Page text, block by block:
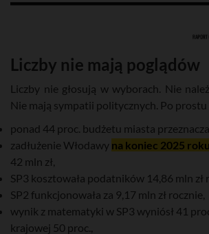
Liczby nie mają poglądów
Liczby nie głosują w wyborach. Nie
Nie mają sympatii politycznych. Po prostu
ponad 44 proc. budżetu miasta
zadłużenie Włodawy na koniec 2025 roku
42 mln zł,
SP3 kosztowała podatników 14,86 mln zł
SP2 funkcjonowała za 9,17 mln zł rocznie,
wynik z matematyki w SP3 wyniósł 41
krajowej 50 proc.,